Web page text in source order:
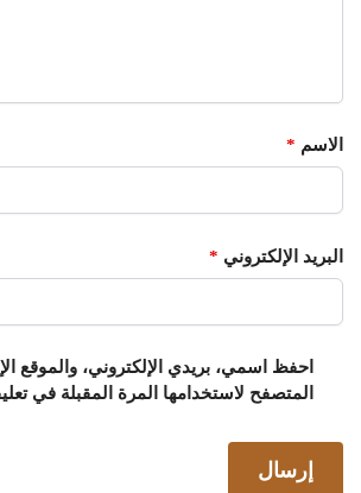
الاسم *
البريد الإلكتروني *
احفظ اسمي، بريدي الإلكتروني، والموقع
المتصفح لاستخدامها المرة المقبلة في